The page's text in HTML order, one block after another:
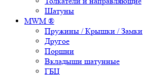
Шатуны
MWM ®
Пружины / Крышки / Замки
Другое
Поршни
Вкладыши шатунные
ГБЦ